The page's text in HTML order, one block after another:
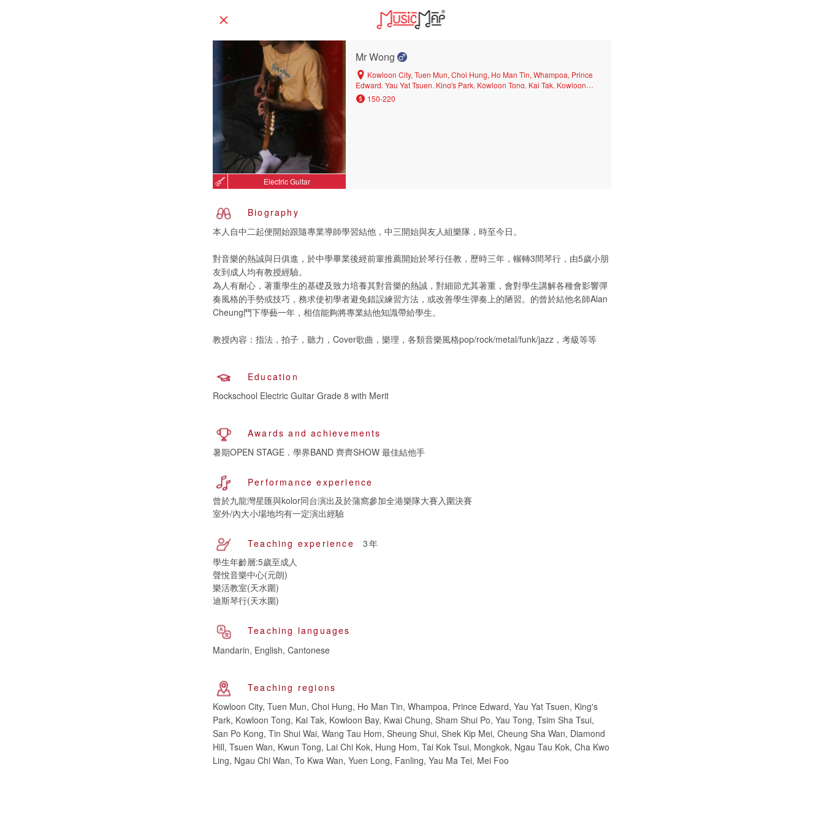
Electric Guitar
Mr Wong
Kowloon City, Tuen Mun, Choi Hung, Ho Man Tin, Whampoa, Prince
Edward, Yau Yat Tsuen, King's Park, Kowloon Tong, Kai Tak, Kowloon
Bay, Kwai Chung, Sham Shui Po, Yau Tong, Tsim Sha Tsui, San Po Kong,
Tin Shui Wai, Wang Tau Hom, Sheung Shui, Shek Kip Mei, Cheung Sha
150-220
Biography
本人自中二起便開始跟隨專業導師學習結他，中三開始與友人組樂隊，時至今日。
對音樂的熱誠與日俱進，於中學畢業後經前輩推薦開始於琴行任教，歷時三年，輾轉3間琴行，由5歲小朋
友到成人均有教授經驗。
為人有耐心，著重學生的基礎及致力培養其對音樂的熱誠，對細節尤其著重，會對學生講解各種會影響彈
奏風格的手勢或技巧，務求使初學者避免錯誤練習方法，或改善學生彈奏上的陋習。的曾於結他名師Alan
Cheung門下學藝一年，相信能夠將專業結他知識帶給學生。
教授內容：指法，拍子，聽力，Cover歌曲，樂理，各類音樂風格pop/rock/metal/funk/jazz，考級等等
Education
Rockschool Electric Guitar Grade 8 with Merit
Awards and achievements
暑期OPEN STAGE．學界BAND 齊齊SHOW 最佳結他手
Performance experience
曾於九龍灣星匯與kolor同台演出及於蒲窩參加全港樂隊大賽入圍決賽
室外/內大小場地均有一定演出經驗
Teaching experience
3年
學生年齡層:5歲至成人
聲悅音樂中心(元朗)
樂活教室(天水圍)
迪斯琴行(天水圍)
Teaching languages
Mandarin, English, Cantonese
Teaching regions
Kowloon City, Tuen Mun, Choi Hung, Ho Man Tin, Whampoa, Prince Edward, Yau Yat Tsuen, King's
Park, Kowloon Tong, Kai Tak, Kowloon Bay, Kwai Chung, Sham Shui Po, Yau Tong, Tsim Sha Tsui,
San Po Kong, Tin Shui Wai, Wang Tau Hom, Sheung Shui, Shek Kip Mei, Cheung Sha Wan, Diamond
Hill, Tsuen Wan, Kwun Tong, Lai Chi Kok, Hung Hom, Tai Kok Tsui, Mongkok, Ngau Tau Kok, Cha Kwo
Ling, Ngau Chi Wan, To Kwa Wan, Yuen Long, Fanling, Yau Ma Tei, Mei Foo